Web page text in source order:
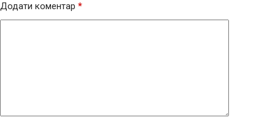
Додати коментар *